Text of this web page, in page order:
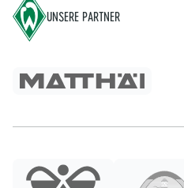
UNSERE PARTNER